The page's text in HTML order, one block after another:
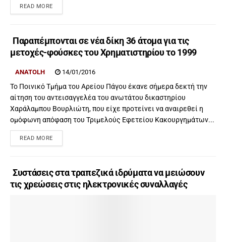
READ MORE
Παραπέμπονται σε νέα δίκη 36 άτομα για τις
μετοχές-φούσκες του Χρηματιστηρίου το 1999
ANATOLH 14/01/2016
Το Ποινικό Τμήμα του Αρείου Πάγου έκανε σήμερα δεκτή την
αίτηση του αντεισαγγελέα του ανωτάτου δικαστηρίου
Χαράλαμπου Βουρλιώτη, που είχε προτείνει να αναιρεθεί η
ομόφωνη απόφαση του Τριμελούς Εφετείου Κακουργημάτων...
READ MORE
Συστάσεις στα τραπεζικά ιδρύματα να μειώσουν
τις χρεώσεις στις ηλεκτρονικές συναλλαγές